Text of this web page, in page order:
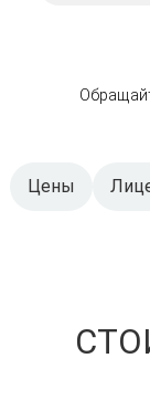
Цены